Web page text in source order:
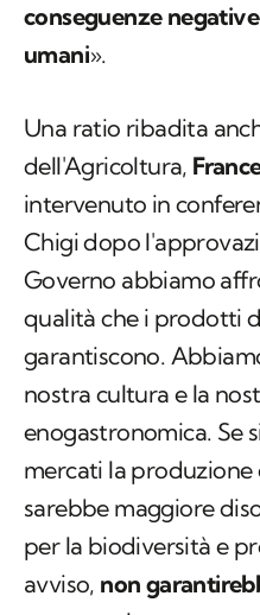
conseguenze
umani».
Una ratio ribadita
dell'Agricoltura,
intervenuto in
Chigi dopo
Governo abbiamo
qualità che i prodotti
garantiscono.
nostra cultura e la
enogastronomica. Se
mercati la produzione
sarebbe maggiore
per la biodiversità e
avviso, non